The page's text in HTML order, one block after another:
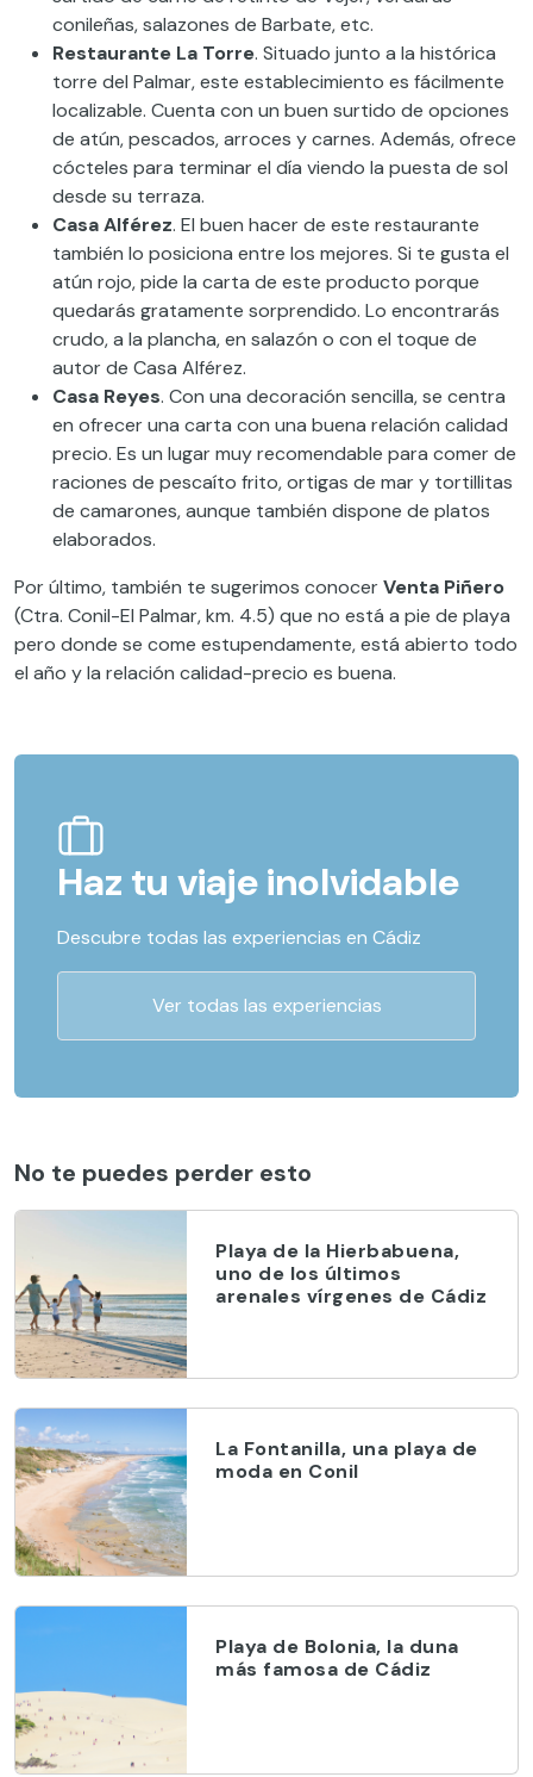
conileñas, salazones de Barbate, etc.
Restaurante La Torre. Situado junto a la histórica
torre del Palmar, este establecimiento es fácilmente
localizable. Cuenta con un buen surtido de opciones
de atún, pescados, arroces y carnes. Además, ofrece
cócteles para terminar el día viendo la puesta de sol
desde su terraza.
Casa Alférez. El buen hacer de este restaurante
también lo posiciona entre los mejores. Si te gusta el
atún rojo, pide la carta de este producto porque
quedarás gratamente sorprendido. Lo encontrarás
crudo, a la plancha, en salazón o con el toque de
autor de Casa Alférez.
Casa Reyes. Con una decoración sencilla, se centra
en ofrecer una carta con una buena relación calidad
precio. Es un lugar muy recomendable para comer de
raciones de pescaíto frito, ortigas de mar y tortillitas
de camarones, aunque también dispone de platos
elaborados.
Por último, también te sugerimos conocerVenta Piñero
(Ctra. Conil-El Palmar, km. 4.5) que no está a pie de playa
pero donde se come estupendamente, está abierto todo
el año y la relación calidad-precio es buena.
Haz tu viaje inolvidable
Descubre todas las experiencias en Cádiz
Ver todas las experiencias
No te puedes perder esto
Playa de la Hierbabuena,
uno de los últimos
arenales vírgenes de Cádiz
La Fontanilla, una playa de
moda en Conil
Playa de Bolonia, la duna
más famosa de Cádiz